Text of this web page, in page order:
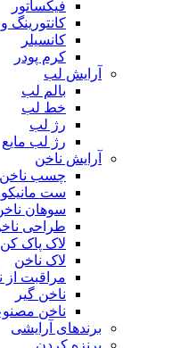
فیکساتور
کانتورینگ
کانسیلر
کرم پودر
آرایش لب
بالم لب
خط لب
رژ لب
رژ لب مایع
آرایش ناخن
چسب
ست
سوهان
طراحی
لاک پاک کن
لاک ناخن
مراقبت از
ناخن گیر
ناخن
برندهای آرایشی
برنزه کردن